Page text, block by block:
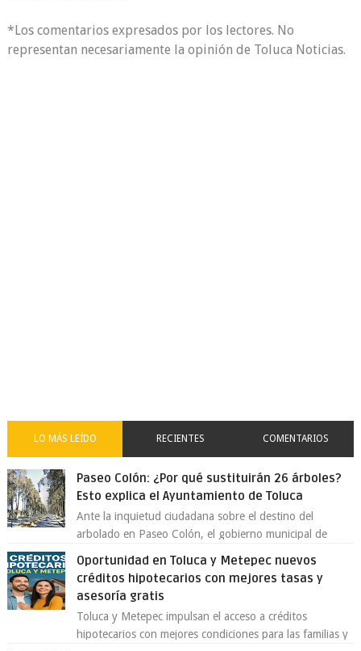
*Los comentarios expresados por los lectores. No
representan necesariamente la opinión de Toluca Noticias.
LO MÁS LEÍDO RECIENTES COMENTARIOS
Paseo Colón: ¿Por qué sustituirán 26 árboles?
Esto explica el Ayuntamiento de Toluca
Ante la inquietud ciudadana sobre el destino del
arbolado en Paseo Colón, el gobierno municipal de
Oportunidad en Toluca y Metepec nuevos
créditos hipotecarios con mejores tasas y
asesoría gratis
Toluca y Metepec impulsan el acceso a créditos
hipotecarios con mejores condiciones para las familias y